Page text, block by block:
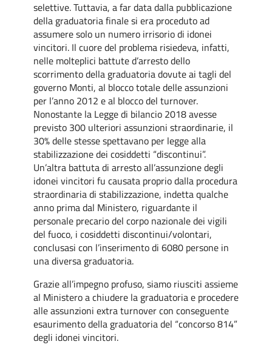
selettive. Tuttavia, a far data dalla pubblicazione
della graduatoria finale si era proceduto ad
assumere solo un numero irrisorio di idonei
vincitori. Il cuore del problema risiedeva, infatti,
nelle molteplici battute d’arresto dello
scorrimento della graduatoria dovute ai tagli del
governo Monti, al blocco totale delle assunzioni
per l’anno 2012 e al blocco del turnover.
Nonostante la Legge di bilancio 2018 avesse
previsto 300 ulteriori assunzioni straordinarie, il
30% delle stesse spettavano per legge alla
stabilizzazione dei cosiddetti “discontinui”.
Un’altra battuta di arresto all’assunzione degli
idonei vincitori fu causata proprio dalla procedura
straordinaria di stabilizzazione, indetta qualche
anno prima dal Ministero, riguardante il
personale precario del corpo nazionale dei vigili
del fuoco, i cosiddetti discontinui/volontari,
conclusasi con l’inserimento di 6080 persone in
una diversa graduatoria.
Grazie all’impegno profuso, siamo riusciti assieme
al Ministero a chiudere la graduatoria e procedere
alle assunzioni extra turnover con conseguente
esaurimento della graduatoria del “concorso 814”
degli idonei vincitori.